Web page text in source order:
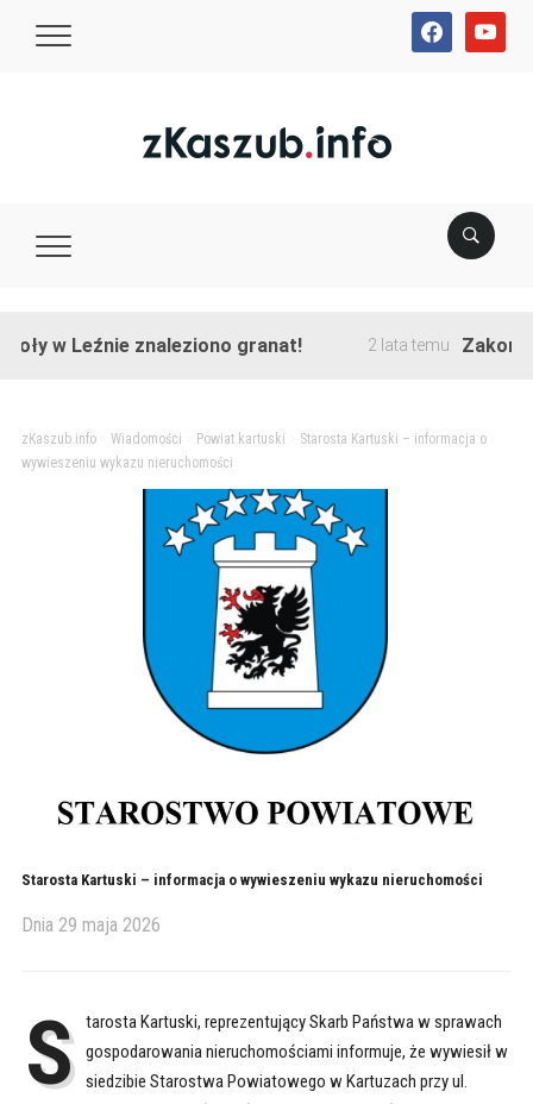
facebookyoutube
Leźnie znaleziono granat! 2 lata temu Zakończono
zKaszub.info> Wiadomości Powiat kartuski
Starosta Kartuski – informacja o
wywieszeniu wykazu nieruchomości
Starosta Kartuski – informacja o wywieszeniu wykazu nieruchomości
Dnia 29 maja 2026
S tarosta Kartuski, reprezentujący Skarb Państwa w sprawach
gospodarowania nieruchomościami informuje, że wywiesił w
siedzibie Starostwa Powiatowego w Kartuzach przy ul.